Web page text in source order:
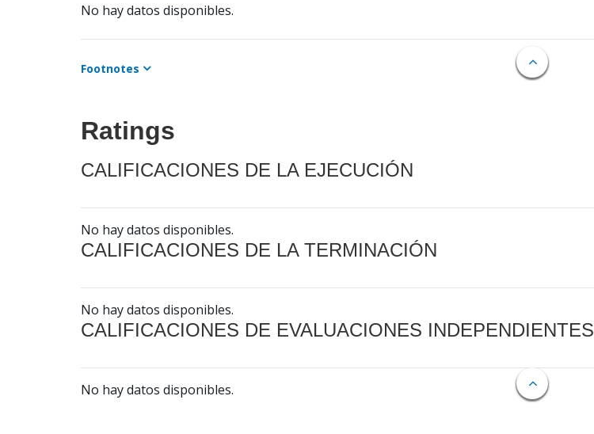
No hay datos disponibles.
Footnotes
Ratings
CALIFICACIONES DE LA EJECUCIÓN
No hay datos disponibles.
CALIFICACIONES DE LA TERMINACIÓN
No hay datos disponibles.
CALIFICACIONES DE EVALUACIONES INDEPENDIENTES
No hay datos disponibles.